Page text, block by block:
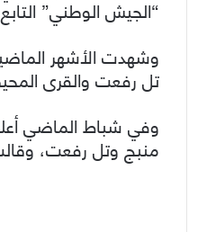
“الجيش الوطني”
وشهدت الأشهر
تل رفعت والقرى
وفي شباط الماضي
منبج وتل رفعت،